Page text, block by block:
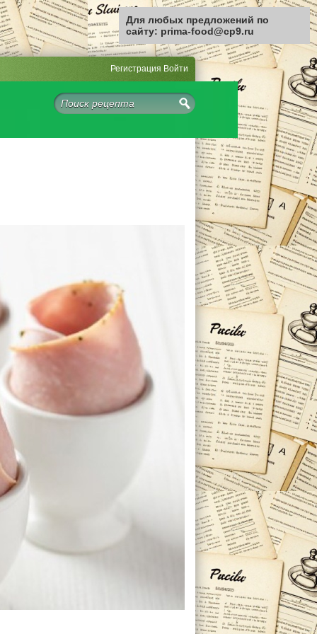
Регистрация Войти
Для любых предложений по
сайту: prima-food@cp9.ru